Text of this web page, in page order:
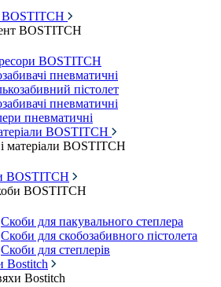
BOSTITCH
BOSTITCH
BOSTITCH
пневматичні
пістолет
пневматичні
пневматичні
BOSTITCH
матеріали BOSTITCH
BOSTITCH
BOSTITCH
Скоби для пакувального степлера
Скоби для скобозабивного пістолета
Скоби для степлерів
Bostitch
Bostitch